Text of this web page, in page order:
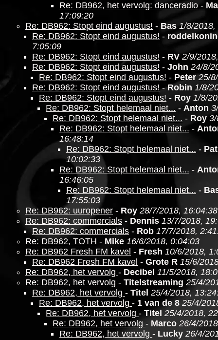
Re: DB962, het vervolg: danceradio -
17:09:20
Re: DB962: Stopt eind augustus! - Bas 1/8/2018,
Re: DB962: Stopt eind augustus! -
7:05:09
Re: DB962: Stopt eind augustus! - RV 2/9/
Re: DB962: Stopt eind augustus! - John 24/8/
Re: DB962: Stopt eind augustus! - Peter 25/
Re: DB962: Stopt eind augustus!-Robin 1/8/
Re: DB962: Stopt eind augustus! - Roy 1/8/
Re: DB962: Stopt helemaal niet... - Anton
Re: DB962: Stopt helemaal niet... - Roy
Re: DB962: Stopt helemaal niet... -
16:48:14
Re: DB962: Stopt helemaal niet... -
10:02:33
Re: DB962: Stopt helemaal niet... -
16:46:05
Re: DB962: Stopt helemaal niet... -
17:55:03
Re: DB962: uuropener - Roy 28/7/2018, 16:04:38
Re: DB962: commercials - Dennis 13/7/2018,
Re: DB962: commercials - Rob 17/7/2018,
Re: DB962, TOTH - Mike 16/6/2018, 0:04:03
Re: DB962 Fresh FM kavel - Fresh 10/6/2018,
Re: DB962 Fresh FM kavel - Grote R 15/6/
Re: DB962, het vervolg - Decibel 11/5/2018,
Re: DB962, het vervolg - Titelstreaming 25/4/
Re: DB962, het vervolg - Titel 25/4/2018,
Re: DB962, het vervolg - 1 van de 8 25/4/
Re: DB962, het vervolg - Titel 25/4/2018,
Re: DB962, het vervolg - Marco 26/4/
Re: DB962, het vervolg - Lucky 26/4/